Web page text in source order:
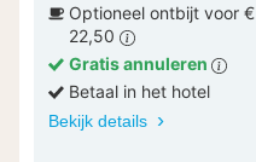
Optioneel ontbijt voor €
22,50
Gratis annuleren
Betaal in het hotel
Bekijk details